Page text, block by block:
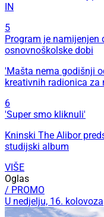
IN
5
Program je namijenjen
osnovnoškolske dobi
'Mašta nema godišnji
kreativnih radionica za
6
'Super smo kliknuli'
Kninski The Alibor
studijski album
VIŠE
Oglas
/ PROMO
U nedjelju, 16. kolovoza